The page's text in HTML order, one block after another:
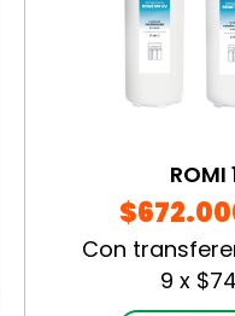
ROMI
Con
9 x